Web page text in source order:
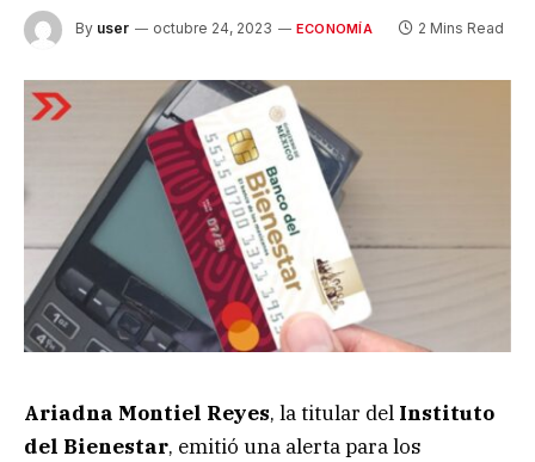
By user octubre 24, 2023 ECONOMÍA 2 Mins Read
Ariadna Montiel Reyes, la titular del Instituto
del Bienestar, emitió una alerta para los